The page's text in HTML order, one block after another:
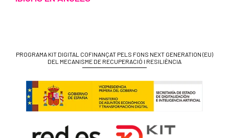
PROGRAMA KIT DIGITAL COFINANÇAT PELS FONS NEXT GENERATION (EU)
DEL MECANISME DE RECUPERACIÓ I RESILIÈNCIA